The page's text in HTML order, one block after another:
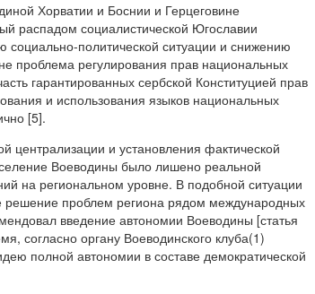
Хорватии и Боснии и Герцеговине
распадом социалистической Югославии
социально-политической ситуации и снижению
проблема регулирования прав национальных
гарантированных сербской Конституцией прав
и использования языков национальных
[5].
централизации и установления фактической
Воеводины было лишено реальной
на региональном уровне. В подобной ситуации
решение проблем региона рядом международных
введение автономии Воеводины [статья
согласно органу Воеводинского клуба(1)
полной автономии в составе демократической